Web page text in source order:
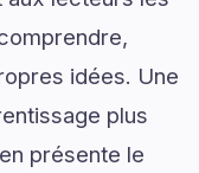
idées. Une
plus
présente le